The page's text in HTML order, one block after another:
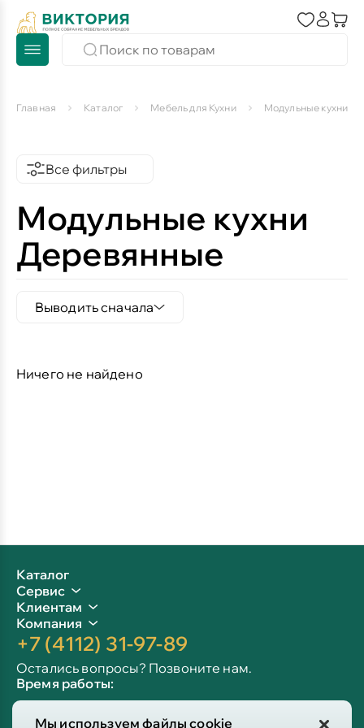
Мы используем файлы cookie
Главная Каталог Мебель для Кухни Модульные кухни
Все фильтры
Модульные кухни
Деревянные
Выводить сначала
Ничего не найдено
Каталог
Сервис
Клиентам
Компания
+7 (4112) 31-97-89
Остались вопросы? Позвоните нам.
Время работы: